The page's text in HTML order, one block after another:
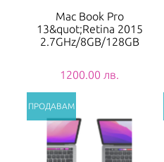
Mac Book Pro
13&quot;Retina 2015
2.7GHz/8GB/128GB
1200.00 лв.